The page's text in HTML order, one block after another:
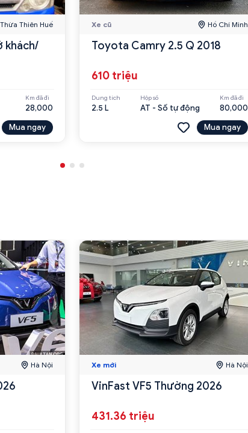
Thừa Thiên Huế
khách/
Km đã đi
28,000
Mua ngay
Xe cũ Hồ Chí Minh
Toyota Camry 2.5 Q 2018
610 triệu
Dung tích
2.5 L
Hộp số
AT - Số tự động
Km đã đi
80,000
Mua ngay
Hà Nội Xe mới Hà Nội
VinFast VF5 Thường 2026
431.36 triệu